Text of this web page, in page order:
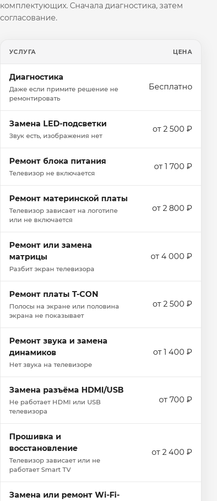
комплектующих. Сначала диагностика, затем
согласование.
УСЛУГА ЦЕНА
Диагностика
Даже если примите решение не
ремонтировать
Бесплатно
Замена LED-подсветки
Звук есть, изображения нет
от 2 500 ₽
Ремонт блока питания
Телевизор не включается
от 1 700 ₽
Ремонт материнской платы
Телевизор зависает на логотипе
или не включается
от 2 800 ₽
Ремонт или замена
матрицы
Разбит экран телевизора
от 4 000 ₽
Ремонт платы T-CON
Полосы на экране или половина
экрана не показывает
от 2 500 ₽
Ремонт звука и замена
динамиков
Нет звука на телевизоре
от 1 400 ₽
Замена разъёма HDMI/USB
Не работает HDMI или USB
телевизора
от 700 ₽
Прошивка и
восстановление
Телевизор зависает или не
работает Smart TV
от 2 400 ₽
Замена или ремонт Wi‑Fi-